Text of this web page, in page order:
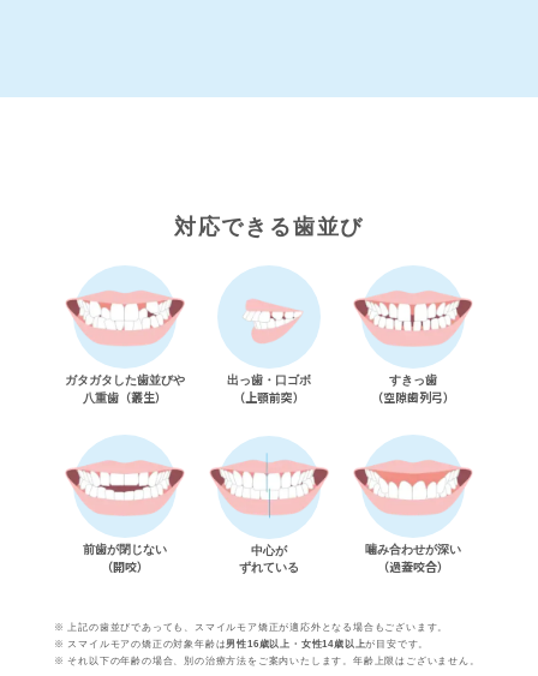
対応できる歯並び
ガタガタした歯並びや
八重歯
（叢生） （上顎前突） （空隙歯列弓）
（開咬）
中心が
ずれている
（過蓋咬合）
※ 上記の歯並びであっても、スマイルモア矯正が適応外となる場合もございます。
※ スマイルモアの矯正の対象年齢は男性16歳以上・女性14歳以上が目安です。
※ それ以下の年齢の場合、別の治療方法をご案内いたします。年齢上限はございません。